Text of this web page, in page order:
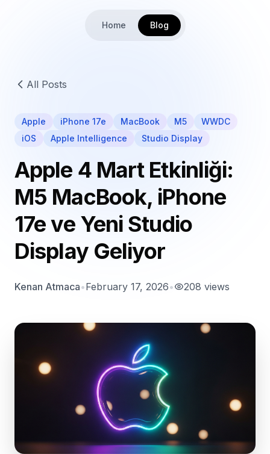
Home Blog
All Posts
Apple iPhone 17e MacBook M5
WWDC
iOS
Apple Intelligence Studio Display
Apple 4 Mart Etkinliği:
M5 MacBook, iPhone
17e ve Yeni Studio
Display Geliyor
Kenan Atmaca•February 17, 2026• 208 views